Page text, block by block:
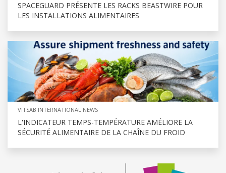
SPACEGUARD PRÉSENTE LES RACKS BEASTWIRE POUR
LES INSTALLATIONS ALIMENTAIRES
VITSAB INTERNATIONAL NEWS
L'INDICATEUR TEMPS-TEMPÉRATURE AMÉLIORE LA
SÉCURITÉ ALIMENTAIRE DE LA CHAÎNE DU FROID